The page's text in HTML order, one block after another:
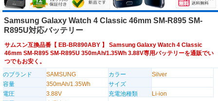
Samsung Galaxy Watch 4 Classic 46mm SM-R895 SM-
R895U対応バッテリー
サムスン互換品番【 EB-BR890ABY 】 Samsung Galaxy Watch 4 Classic
46mm SM-R895 SM-R895U 350mAh/1.35Wh 3.88V専用バッテリーを通販でい
つでもお安く。
のブランド
SAMSUNG カラー
Silver
容量
350mAh/1.35Wh
サイズ
電圧
3.88V 充電池種類
Li-ion